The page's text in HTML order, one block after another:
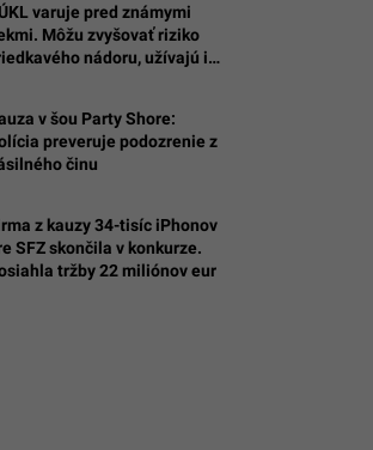
varuje pred známymi
Môžu zvyšovať riziko
nádoru, užívajú ich
v šou Party Shore:
preveruje podozrenie z
činu
z kauzy 34-tisíc iPhonov
SFZ skončila v konkurze.
tržby 22 miliónov eur